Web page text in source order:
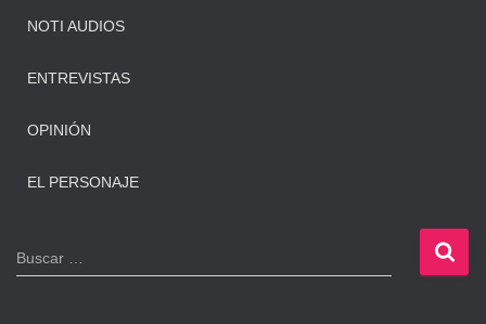
NOTI AUDIOS
ENTREVISTAS
OPINIÓN
EL PERSONAJE
B
u
Buscar …